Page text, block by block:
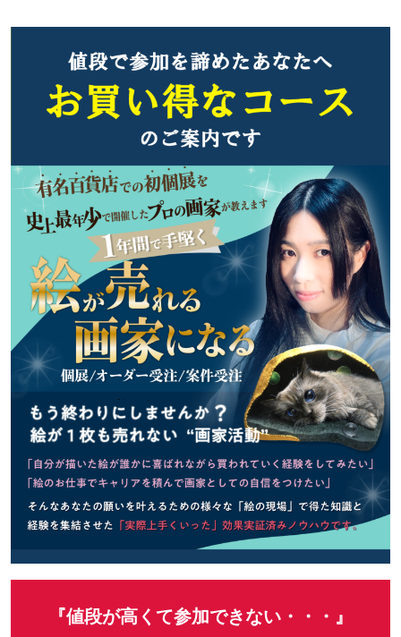
『値段が高くて参加できない・・・』